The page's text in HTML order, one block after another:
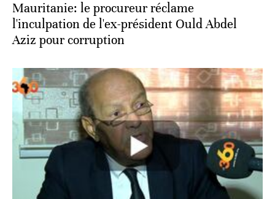
Mauritanie: le procureur réclame
l'inculpation de l'ex-président Ould Abdel
Aziz pour corruption